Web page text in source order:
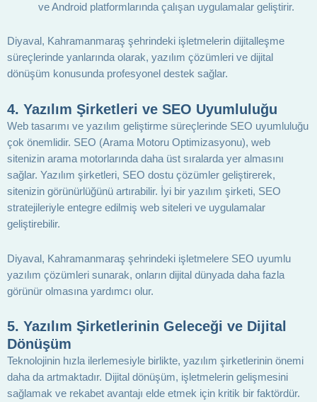
ve Android platformlarında çalışan uygulamalar geliştirir.
Diyaval, Kahramanmaraş şehrindeki işletmelerin dijitalleşme
süreçlerinde yanlarında olarak, yazılım çözümleri ve dijital
dönüşüm konusunda profesyonel destek sağlar.
4. Yazılım Şirketleri ve SEO Uyumluluğu
Web tasarımı ve yazılım geliştirme süreçlerinde SEO uyumluluğu
çok önemlidir. SEO (Arama Motoru Optimizasyonu), web
sitenizin arama motorlarında daha üst sıralarda yer almasını
sağlar. Yazılım şirketleri, SEO dostu çözümler geliştirerek,
sitenizin görünürlüğünü artırabilir. İyi bir yazılım şirketi, SEO
stratejileriyle entegre edilmiş web siteleri ve uygulamalar
geliştirebilir.
Diyaval, Kahramanmaraş şehrindeki işletmelere SEO uyumlu
yazılım çözümleri sunarak, onların dijital dünyada daha fazla
görünür olmasına yardımcı olur.
5. Yazılım Şirketlerinin Geleceği ve Dijital
Dönüşüm
Teknolojinin hızla ilerlemesiyle birlikte, yazılım şirketlerinin önemi
daha da artmaktadır. Dijital dönüşüm, işletmelerin gelişmesini
sağlamak ve rekabet avantajı elde etmek için kritik bir faktördür.